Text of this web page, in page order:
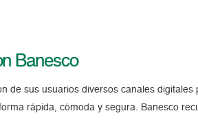
Banesco
de sus usuarios diversos canales
rápida, cómoda y segura. Banesco